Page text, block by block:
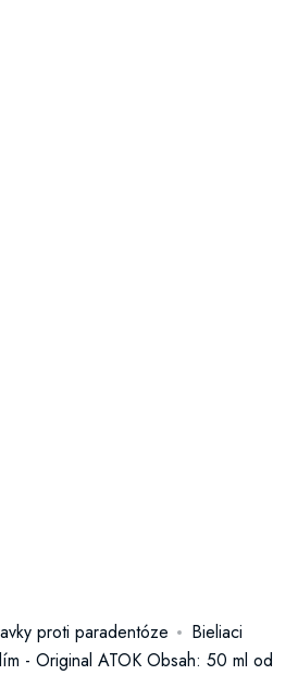
proti paradentóze
Bieliaci
- Original ATOK Obsah: 50 ml od